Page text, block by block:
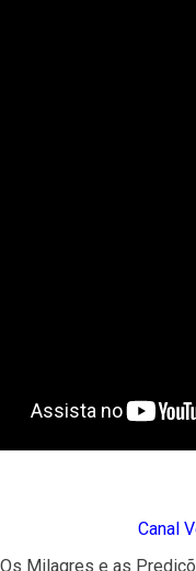
Canal
Milagres e as